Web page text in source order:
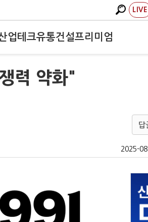
LIVE
업테크유통건설프리미엄
력 약화"
답
2025-